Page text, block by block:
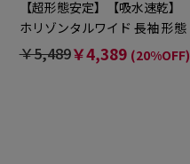
【超形態安定】【吸水速乾】
ホリゾンタルワイド 長袖 形態
安定 ワイシャツ
￥5,489￥4,389 (20%OFF)